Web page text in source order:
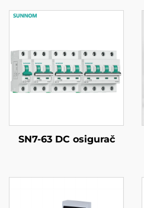
SN7-63 DC osigurač